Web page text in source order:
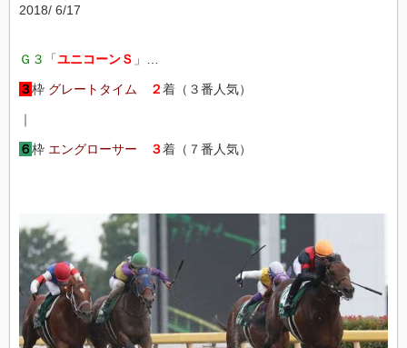
2018/ 6/17
Ｇ３ 「ユニコーンＳ 」…
３枠 グレートタイム ２着（３番人気）
｜
６枠 エングローサー ３着（７番人気）